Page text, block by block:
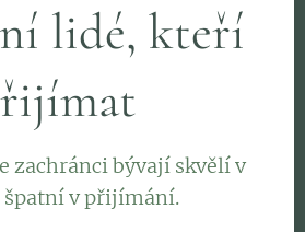
lidé, kteří
zachránci bývají skvělí v
špatní v přijímání.